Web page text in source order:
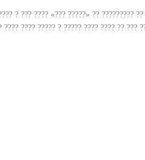
?? ?? ????? ??? ????? ??????? ?????
????????? ??????? ???? ?? ????? ??